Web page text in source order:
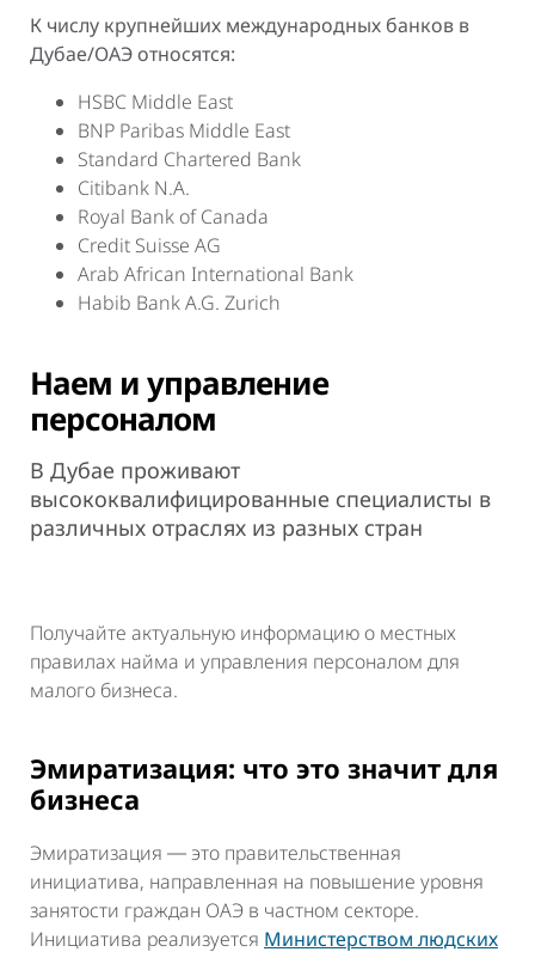
К числу крупнейших международных банков в
Дубае/ОАЭ относятся:
HSBC Middle East
BNP Paribas Middle East
Standard Chartered Bank
Citibank N.A.
Royal Bank of Canada
Credit Suisse AG
Arab African International Bank
Habib Bank A.G. Zurich
Наем и управление
персоналом
В Дубае проживают
высококвалифицированные специалисты в
различных отраслях из разных стран
Получайте актуальную информацию о местных
правилах найма и управления персоналом для
малого бизнеса.
Эмиратизация: что это значит для
бизнеса
Эмиратизация ― это правительственная
инициатива, направленная на повышение уровня
занятости граждан ОАЭ в частном секторе.
Инициатива реализуется Министерством людских